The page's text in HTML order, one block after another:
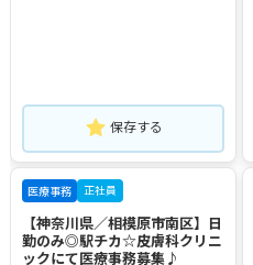
保存する
医療事務 正社員
【神奈川県／相模原市南区】日
勤のみ◎駅チカ☆皮膚科クリニ
ックにて医療事務募集♪